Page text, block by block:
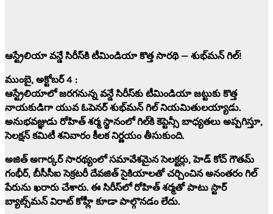
ఆస్ట్రేలియా వన్డే సిరీస్‌కి టీమిండియా కొత్త సారథి — శుభ్‌మన్ గిల్‌!
ముంబై, అక్టోబర్ 4 :
ఆస్ట్రేలియాలో జరగనున్న వన్డే సిరీస్‌కు టీమిండియా జట్టుకు కొత్త
నాయకుడిగా యువ ఓపెనర్‌శుభ్‌మన్ గిల్నియమితులయ్యాడు.
అనుభవజ్ఞుడు రోహిత్ శర్మస్థానంలో గిల్‌కి కెప్టెన్సీ బాధ్యతలు అప్పగిస్తూ,
సెలక్షన్ కమిటీ శనివారం కీలక నిర్ణయం తీసుకుంది.
అజిత్ అగార్కర్సారథ్యంలో సమావేశమైన సెలక్టర్లు, హెడ్ కోచ్గౌతమ్
గంభీర్, బీసీసీఐ సెక్రటరీదేవజిత్ సైకియాలతో చర్చించిన అనంతరం గిల్
పేరును ఖరారు చేశారు. ఈ సిరీస్‌లో రోహిత్ శర్మతో పాటు స్టార్
బ్యాట్స్‌మన్విరాట్ కోహ్లీ కూడా పాల్గొనడం లేదు.